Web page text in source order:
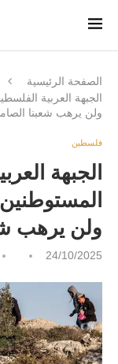
الصفحة الرئيسية
الجبهة العربية
ولن يرهب شعبنا
فلسطين
الجبهة
ولن يرهب
24/10/2025